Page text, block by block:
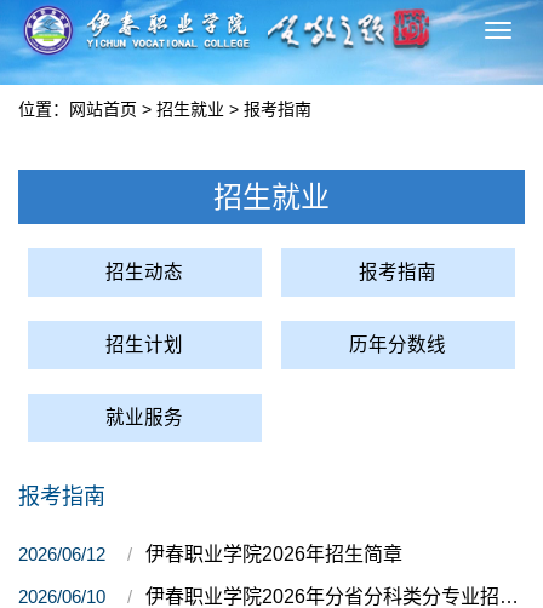
切
换
位置： 网站首页 > 招生就业 > 报考指南
招生就业
招生动态 报考指南
招生计划 历年分数线
就业服务
报考指南
2026/06/12 伊春职业学院2026年招生简章
2026/06/10 伊春职业学院2026年分省分科类分专业招生计划